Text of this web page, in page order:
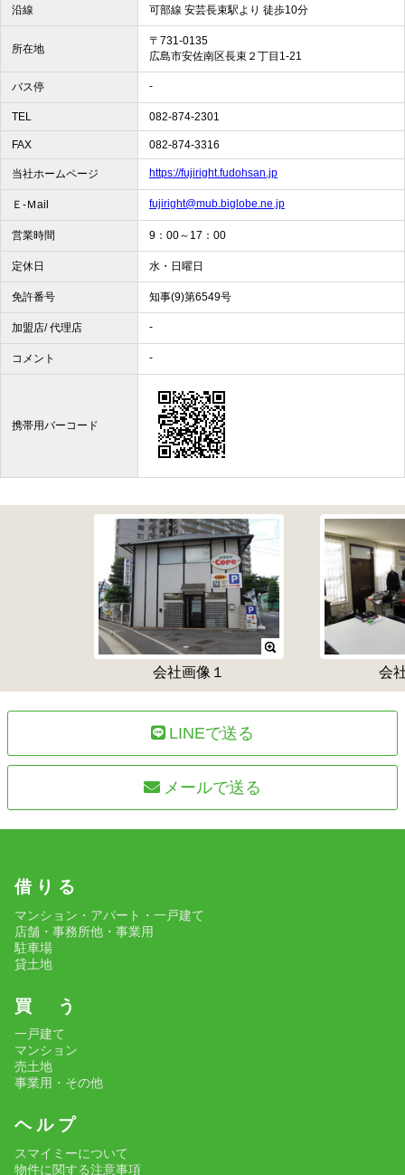
沿線 可部線 安芸長束駅より 徒歩10分
所在地
〒731-0135
広島市安佐南区長束２丁目1-21
バス停 -
TEL 082-874-2301
FAX 082-874-3316
当社ホームページ https://fujiright.fudohsan.jp
Ｅ-Ｍail fujiright@mub.biglobe.ne.jp
営業時間 9：00～17：00
定休日 水・日曜日
免許番号 知事(9)第6549号
加盟店/ 代理店 -
コメント -
携帯用バーコード
LINEで送る
メールで送る
会社画像１ 会
借 り る
マンション・アパート・一戸建て
店舗・事務所他・事業用
駐車場
貸土地
買 う
一戸建て
マンション
売土地
事業用・その他
ヘ ル プ
スマイミーについて
物件に関する注意事項